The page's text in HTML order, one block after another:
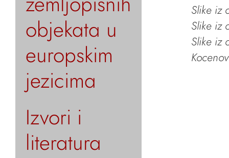
objekata u
europskim
jezicima
Izvori i
literatura
Slike iz
Slike iz
Slike iz